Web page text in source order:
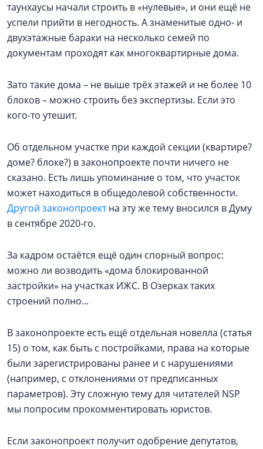
таунхаусы начали строить в «нулевые», и они ещё не
успели прийти в негодность. А знаменитые одно- и
двухэтажные бараки на несколько семей по
документам проходят как многоквартирные дома.
Зато такие дома – не выше трёх этажей и не более 10
блоков – можно строить без экспертизы. Если это
кого-то утешит.
Об отдельном участке при каждой секции (квартире?
доме? блоке?) в законопроекте почти ничего не
сказано. Есть лишь упоминание о том, что участок
может находиться в общедолевой собственности.
Другой законопроектна эту же тему вносился в Думу
в сентябре 2020-го.
За кадром остаётся ещё один спорный вопрос:
можно ли возводить «дома блокированной
застройки» на участках ИЖС. В Озерках таких
строений полно...
В законопроекте есть ещё отдельная новелла (статья
15) о том, как быть с постройками, права на которые
были зарегистрированы ранее и с нарушениями
(например, с отклонениями от предписанных
параметров). Эту сложную тему для читателей NSP
мы попросим прокомментировать юристов.
Если законопроект получит одобрение депутатов,